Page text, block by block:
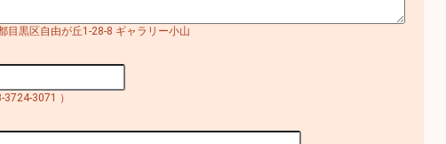
目黒区自由が丘1-28-8 ギャラリー小山
3724-3071 ）